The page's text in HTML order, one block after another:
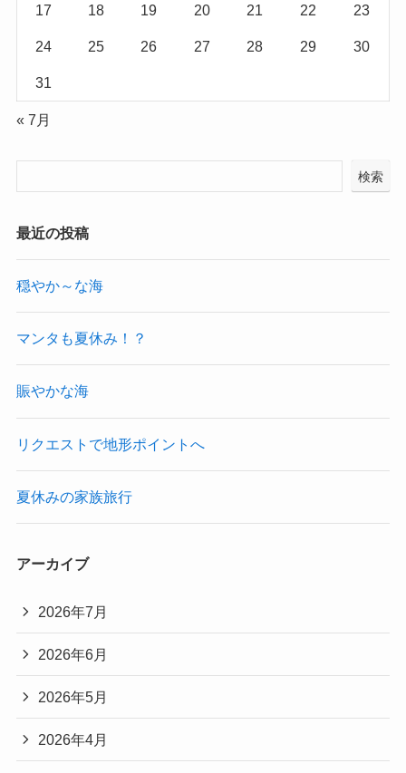
17 18 19 20 21 22 23
24 25 26 27 28 29 30
31
« 7月
検索
最近の投稿
穏やか～な海
マンタも夏休み！？
賑やかな海
リクエストで地形ポイントへ
夏休みの家族旅行
アーカイブ
2026年7月
2026年6月
2026年5月
2026年4月